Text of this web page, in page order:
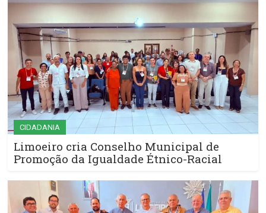
CIDADANIA
Limoeiro cria Conselho Municipal de
Promoção da Igualdade Étnico-Racial